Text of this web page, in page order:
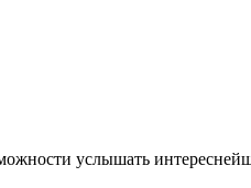
услышать